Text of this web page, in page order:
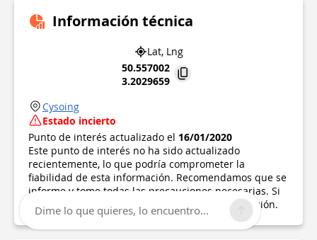
Información técnica
Lat, Lng
50.557002
3.2029659
Cysoing
Estado incierto
Punto de interés actualizado el 16/01/2020
Este punto de interés no ha sido actualizado
recientemente, lo que podría comprometer la
fiabilidad de esta información. Recomendamos que se
informe y tome todas las precauciones necesarias. Si
usted es el autor, por favor verifique su información.
Dime lo que quieres, lo encuentro...